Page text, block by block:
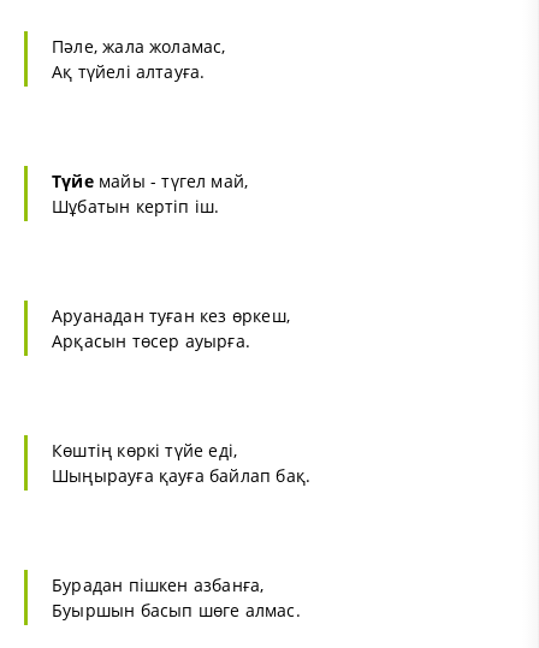
Пәле, жала жоламас,
Ақ түйелі алтауға.
Түйемайы - түгел май,
Шұбатын кертіп іш.
Аруанадан туған кез өркеш,
Арқасын төсер ауырға.
Көштің көркі түйе еді,
Шыңырауға қауға байлап бақ.
Бурадан пішкен азбанға,
Буыршын басып шөге алмас.